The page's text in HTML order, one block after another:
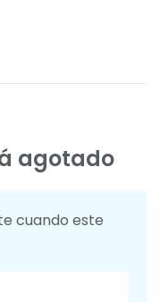
agotado
cuando este